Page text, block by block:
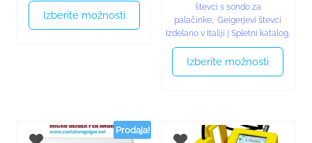
Izberite možnosti
števci s sondo za
palačinke, Geigerjevi števci
Izdelano v Italiji | Spletni katalog.
Izberite možnosti
Prodaja!